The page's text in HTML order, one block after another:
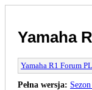
Yamaha
Yamaha R1 Forum PL
Pełna wersja: